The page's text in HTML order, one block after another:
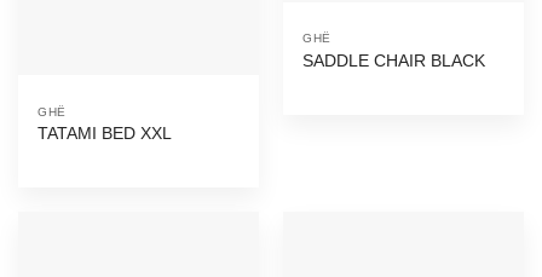
GHẾ
TATAMI BED XXL
GHẾ
SADDLE CHAIR BLACK